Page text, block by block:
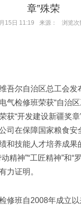
章”殊荣
15日 11:19 来源： 浏览次
吾尔自治区总工会发
气检修班荣获“自治
获“开发建设新疆奖
司在保障国家粮食安
和技能人才培养成果
精神”“工匠精神”和“
力证明。
修班自2008年成立